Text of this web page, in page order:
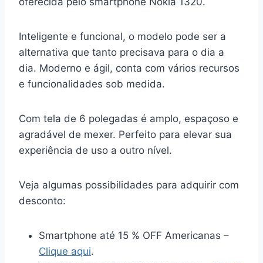
Inteligente e funcional, o modelo pode ser a
alternativa que tanto precisava para o dia a
dia. Moderno e ágil, conta com vários recursos
e funcionalidades sob medida.
Com tela de 6 polegadas é amplo, espaçoso e
agradável de mexer. Perfeito para elevar sua
experiência de uso a outro nível.
Veja algumas possibilidades para adquirir com
desconto:
Smartphone até 15 % OFF Americanas –
Clique aqui.